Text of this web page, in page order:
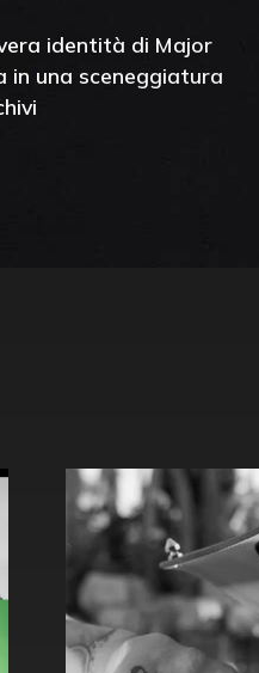
identità di Major
in una sceneggiatura